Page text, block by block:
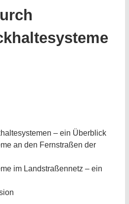
– ein Überblick
an den Fernstraßen der
im Landstraßennetz – ein